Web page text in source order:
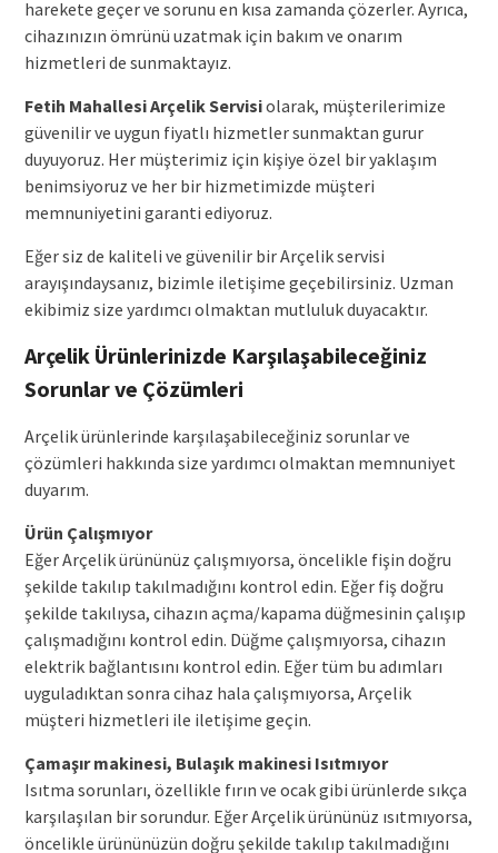
harekete geçer ve sorunu en kısa zamanda çözerler. Ayrıca,
cihazınızın ömrünü uzatmak için bakım ve onarım
hizmetleri de sunmaktayız.
Fetih Mahallesi Arçelik Servisiolarak, müşterilerimize
güvenilir ve uygun fiyatlı hizmetler sunmaktan gurur
duyuyoruz. Her müşterimiz için kişiye özel bir yaklaşım
benimsiyoruz ve her bir hizmetimizde müşteri
memnuniyetini garanti ediyoruz.
Eğer siz de kaliteli ve güvenilir bir Arçelik servisi
arayışındaysanız, bizimle iletişime geçebilirsiniz. Uzman
ekibimiz size yardımcı olmaktan mutluluk duyacaktır.
Arçelik Ürünlerinizde Karşılaşabileceğiniz
Sorunlar ve Çözümleri
Arçelik ürünlerinde karşılaşabileceğiniz sorunlar ve
çözümleri hakkında size yardımcı olmaktan memnuniyet
duyarım.
Ürün Çalışmıyor
Eğer Arçelik ürününüz çalışmıyorsa, öncelikle fişin doğru
şekilde takılıp takılmadığını kontrol edin. Eğer fiş doğru
şekilde takılıysa, cihazın açma/kapama düğmesinin çalışıp
çalışmadığını kontrol edin. Düğme çalışmıyorsa, cihazın
elektrik bağlantısını kontrol edin. Eğer tüm bu adımları
uyguladıktan sonra cihaz hala çalışmıyorsa, Arçelik
müşteri hizmetleri ile iletişime geçin.
Çamaşır makinesi, Bulaşık makinesi Isıtmıyor
Isıtma sorunları, özellikle fırın ve ocak gibi ürünlerde sıkça
karşılaşılan bir sorundur. Eğer Arçelik ürününüz ısıtmıyorsa,
öncelikle ürününüzün doğru şekilde takılıp takılmadığını